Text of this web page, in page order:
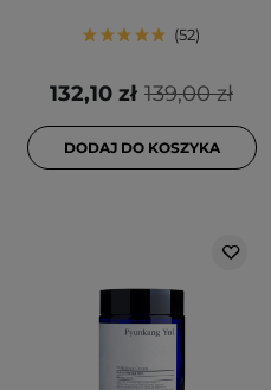
52
139,00 zł
132,10 zł
DODAJ DO KOSZYKA